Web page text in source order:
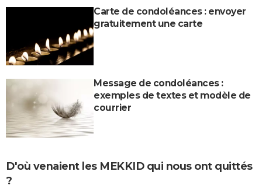
Carte de condoléances : envoyer
gratuitement une carte
Message de condoléances :
exemples de textes et modèle de
courrier
D'où venaient les MEKKID qui nous ont quittés
?